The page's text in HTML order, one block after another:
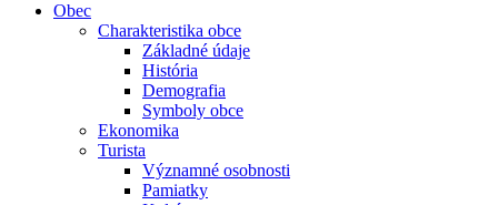
Obec
Charakteristika obce
Základné údaje
História
Demografia
Symboly obce
Ekonomika
Turista
Významné osobnosti
Pamiatky